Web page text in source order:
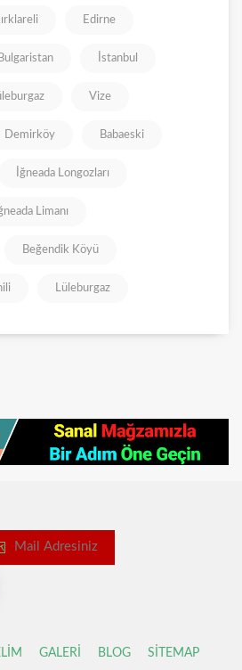
Edirne
Bulgaristan İstanbul
Vize
Demirköy Babaeski
İğneada Longozları
Limanı
Beğendik Köyü
Lüleburgaz
GALERİ BLOG SİTEMAP